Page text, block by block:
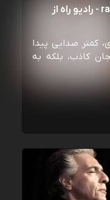
همه چیز درباره پادکست radio rah - رادیو راه از
کمتر صدایی پیدا
کاذب، بلکه به